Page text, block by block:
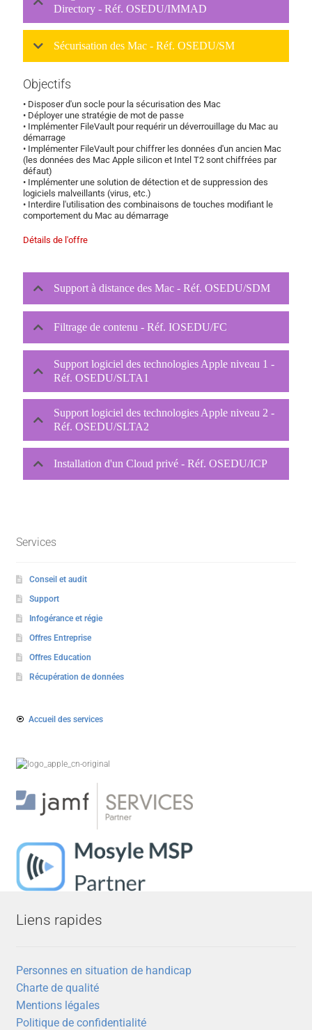
Directory - Réf. OSEDU/IMMAD
Sécurisation des Mac - Réf. OSEDU/SM
Objectifs
• Disposer d'un socle pour la sécurisation des Mac
• Déployer une stratégie de mot de passe
• Implémenter FileVault pour requérir un déverrouillage du Mac au
démarrage
• Implémenter FileVault pour chiffrer les données d'un ancien Mac
(les données des Mac Apple silicon et Intel T2 sont chiffrées par
défaut)
• Implémenter une solution de détection et de suppression des
logiciels malveillants (virus, etc.)
• Interdire l'utilisation des combinaisons de touches modifiant le
comportement du Mac au démarrage
Détails de l'offre
Support à distance des Mac - Réf. OSEDU/SDM
Filtrage de contenu - Réf. IOSEDU/FC
Support logiciel des technologies Apple niveau 1 -
Réf. OSEDU/SLTA1
Support logiciel des technologies Apple niveau 2 -
Réf. OSEDU/SLTA2
Installation d'un Cloud privé - Réf. OSEDU/ICP
Services
Conseil et audit
Support
Infogérance et régie
Offres Entreprise
Offres Education
Récupération de données
Accueil des services
Liens rapides
Personnes en situation de handicap
Charte de qualité
Mentions légales
Politique de confidentialité